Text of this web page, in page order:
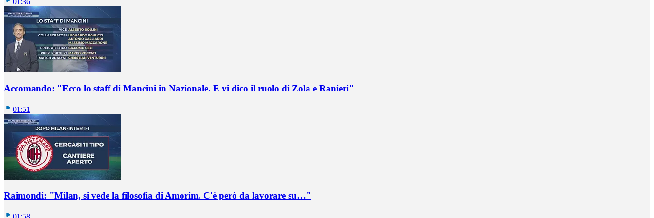
01:36
Accomando: "Ecco lo staff di Mancini in Nazionale. E vi dico il ruolo di Zola e Ranieri"
01:51
Raimondi: "Milan, si vede la filosofia di Amorim. C'è però da lavorare su…"
01:58